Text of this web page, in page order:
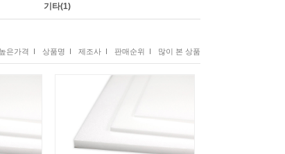
기타(1)
높은가격 I 상품명 I 제조사 I 판매순위 I 많이 본 상품